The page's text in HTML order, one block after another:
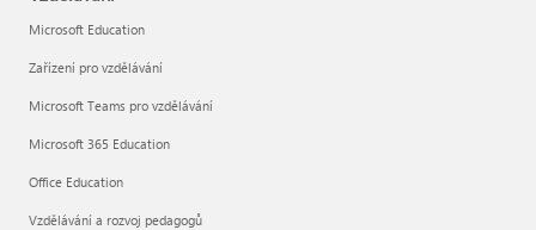
Microsoft Education
Zařízení pro vzdělávání
Microsoft Teams pro vzdělávání
Microsoft 365 Education
Office Education
Vzdělávání a rozvoj pedagogů